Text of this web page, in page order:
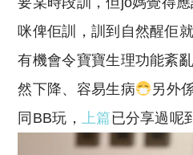
咪俾佢訓，訓到自然醒佢
有機會令寶寶生理功能紊
然下降、容易生病
另外
同BB玩，
上篇已分享過呢